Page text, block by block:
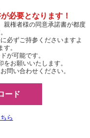
必要となります！
親権者様の同意承諾書が都度
必ずご持参くださいますよ
。
が可能です。
お願いいたします。
問い合わせください。
ード
ら